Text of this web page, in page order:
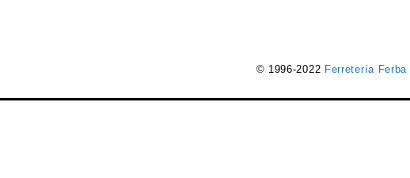
© 1996-2022 Ferretería Ferba